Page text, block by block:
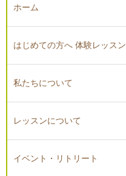
ホーム
はじめての方へ 体験レッスン
私たちについて
レッスンについて
イベント・リトリート